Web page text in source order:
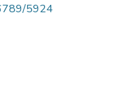
5924